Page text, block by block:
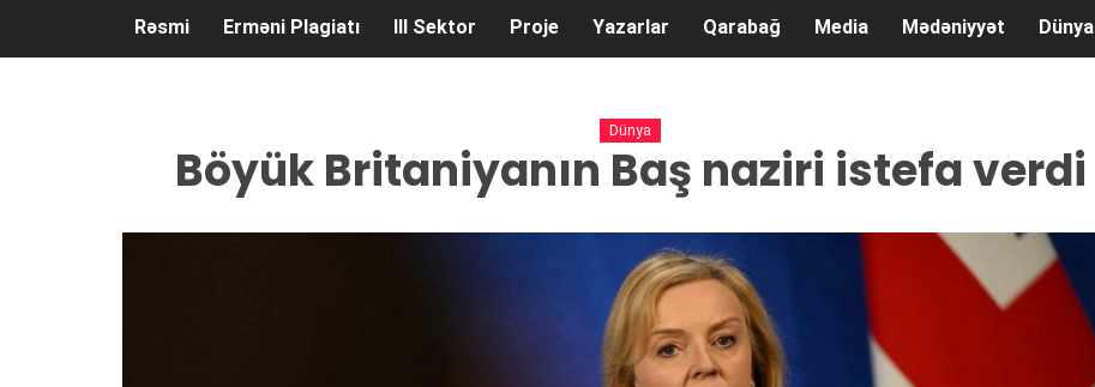
Rəsmi Erməni Plagiatı III Sektor Proje Yazarlar Qarabağ Media Mədəniyyət Dünya
Dünya
Böyük Britaniyanın Baş naziri istefa verdi